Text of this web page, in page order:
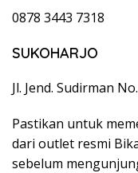
0878 3443 7318
SUKOHARJO
Jl. Jend. Sudirman
Pastikan untuk
dari outlet resmi
sebelum